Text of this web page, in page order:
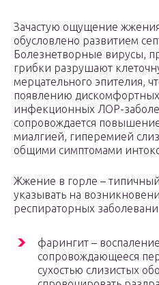
Зачастую ощущение
обусловлено развитием
Болезнетворные вирусы,
грибки разрушают
мерцательного эпителия,
появлению
инфекционных ЛОР-
сопровождается
миалгией, гиперемией
общими симптомами
Жжение в горле –
указывать на
респираторных
фарингит –
сопровождающееся
сухостью слизистых